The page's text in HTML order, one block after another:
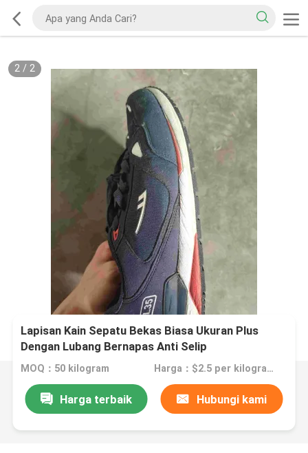
2/ 2
Lapisan Kain Sepatu Bekas Biasa Ukuran Plus
Dengan Lubang Bernapas Anti Selip
MOQ：50 kilogram Harga：$2.5 per kilogram
Harga terbaik Hubungi kami